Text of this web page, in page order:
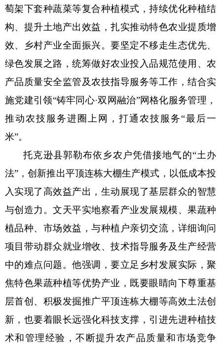
萄架下套种蔬菜等复合种植模式，持续优化种植结
构、提升土地产出效益，扎实推动特色农业提质增
效、乡村产业全面振兴。要坚定不移走生态优先、
绿色发展之路，统筹做好农业投入品规范使用、农
产品质量安全监管及农技指导服务等工作，结合实
施党建引领“铸牢同心·双网融治”网格化服务管理，
推动农技服务进圈上网，打通农技服务“最后一
米”。
托克逊县郭勒布依乡农户凭借接地气的“土办
法”，创新推出平顶连栋大棚生产模式，以低成本投
入实现了高效益产出，生动展现了基层群众的智慧
与创造力。文天平实地察看产业发展规模、果蔬种
植品种、市场效益，与种植户亲切交流，详细询问
项目带动群众就业增收、技术指导服务及生产经营
中的难点问题。他强调，要立足乡村发展实际，聚
焦特色果蔬种植等优势产业，既要眼睛向下尊重基
层首创、积极发掘推广平顶连栋大棚等高效土法创
新，也要着眼长远强化科技支撑，引进先进种植技
术和管理经验，不断提升农产品质量和市场竞争